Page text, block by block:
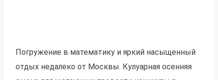
Погружение в математику и яркий насыщенный
отдых недалеко от Москвы. Кулуарная осенняя